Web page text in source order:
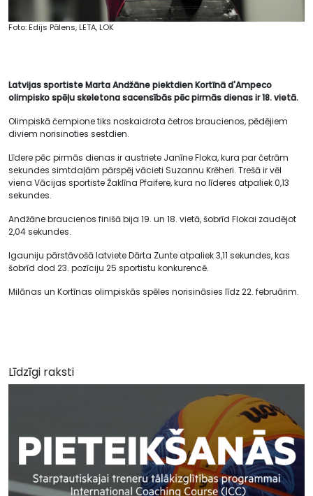
Foto: Edijs Pālens, LETA, LOK
Latvijas sportiste Marta Andžāne piektdien Kortīnā d'Ampeco
olimpisko spēļu skeletona sacensībās pēc pirmās dienas ir 18. vietā.
Olimpiskā čempione tiks noskaidrota četros braucienos, pēdējiem
diviem norisinoties sestdien.
Līdere pēc pirmās dienas ir austriete Janīne Floka, kura par četrām
sekundes simtdaļām pārspēj vācieti Suzannu Krēheri. Trešā ir vēl
viena Vācijas sportiste Žaklīna Pfaifere, kura no līderes atpaliek 0,13
sekundes.
Andžāne braucienos finišā bija 19. un 18. vietā, šobrīd Flokai zaudējot
2,04 sekundes.
Igauniju pārstāvošā latviete Dārta Zunte atpaliek 3,11 sekundes, kas
šobrīd dod 23. pozīciju 25 sportistu konkurencē.
Milānas un Kortīnas olimpiskās spēles norisināsies līdz 22. februārim.
Līdzīgi raksti